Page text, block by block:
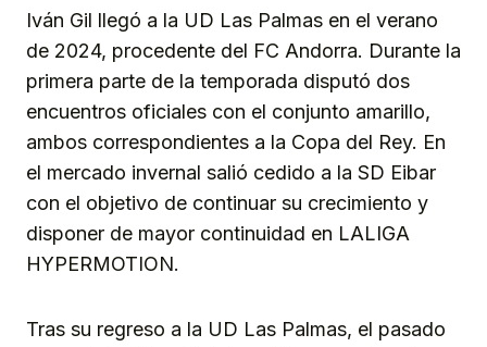
Iván Gil llegó a la UD Las Palmas en el verano
de 2024, procedente del FC Andorra. Durante la
primera parte de la temporada disputó dos
encuentros oficiales con el conjunto amarillo,
ambos correspondientes a la Copa del Rey. En
el mercado invernal salió cedido a la SD Eibar
con el objetivo de continuar su crecimiento y
disponer de mayor continuidad en LALIGA
HYPERMOTION.
Tras su regreso a la UD Las Palmas, el pasado